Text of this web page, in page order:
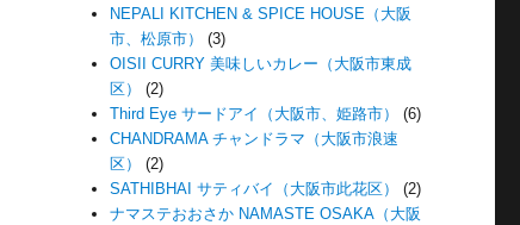
NEPALI KITCHEN & SPICE HOUSE（大阪
市、松原市）
(3)
OISII CURRY 美味しいカレー（大阪市東成
区）
(2)
Third Eye サードアイ（大阪市、姫路市）
(6)
CHANDRAMA チャンドラマ（大阪市浪速
区）
(2)
SATHIBHAI サティバイ（大阪市此花区）
(2)
ナマステおおさか NAMASTE OSAKA（大阪